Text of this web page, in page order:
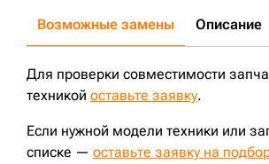
Возможные замены Описание
Для проверки совместимости
техникой оставьте заявку.
Если нужной модели техники или
списке — оставьте заявку на